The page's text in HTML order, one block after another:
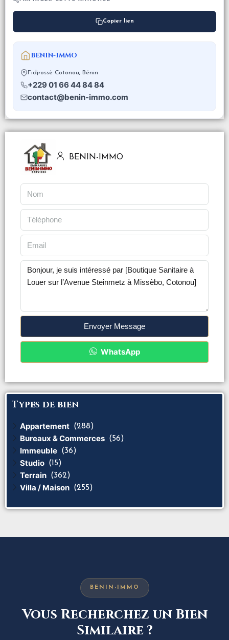
Copier lien
BENIN-IMMO
Fidjrossè Cotonou, Bénin
+229 01 66 44 84 84
contact@benin-immo.com
BENIN-IMMO
Envoyer Message
WhatsApp
Types de bien
Appartement (288)
Bureaux & Commerces (56)
Immeuble (36)
Studio (15)
Terrain (362)
Villa / Maison (255)
BENIN-IMMO
Vous Recherchez un Bien
Similaire ?